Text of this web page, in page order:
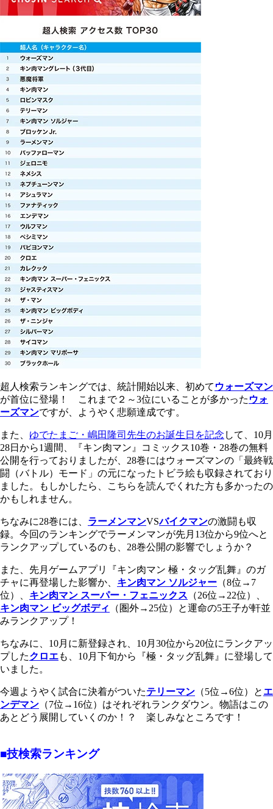
超人検索ランキングでは、統計開始以来、初めて ウォーズマン
が首位に登場！ これまで２～3位にいることが多かった ウォ
ーズマンですが、ようやく悲願達成です。
また、 ゆでたまご・嶋田隆司先生のお誕生日を記念 して、10月
28日から1週間、『キン肉マン』コミックス10巻・28巻の無料
公開を行っておりましたが、28巻にはウォーズマンの「最終戦
闘（バトル）モード」の元になったトビラ絵も収録されており
ました。もしかしたら、こちらを読んでくれた方も多かったの
かもしれません。
ちなみに28巻には、 ラーメンマンVSバイクマンの激闘も収
録。今回のランキングでラーメンマンが先月13位から9位へと
ランクアップしているのも、28巻公開の影響でしょうか？
また、先月ゲームアプリ『キン肉マン 極・タッグ乱舞』のガ
チャに再登場した影響か、 キン肉マン ソルジャー （8位→7
位）、 キン肉マン スーパー・フェニックス （26位→22位）、
キン肉マン ビッグボディ
（圏外→25位）と運命の5王子が軒並
みランクアップ！
ちなみに、10月に新登録され、10月30位から20位にランクアッ
プしたクロエも、10月下旬から『極・タッグ乱舞』に登場して
いました。
今週ようやく試合に決着がついたテリーマン （5位→6位）と エ
ンデマン （7位→16位）はそれぞれランクダウン。物語はこの
あとどう展開していくのか！？ 楽しみなところです！
■技検索ランキング